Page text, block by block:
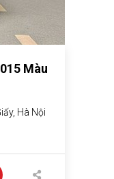
Màu
Hà Nội